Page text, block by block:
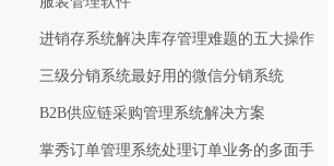
进销存系统解决库存管理难题的五大操作
三级分销系统最好用的微信分销系统
B2B供应链采购管理系统解决方案
掌秀订单管理系统处理订单业务的多面手